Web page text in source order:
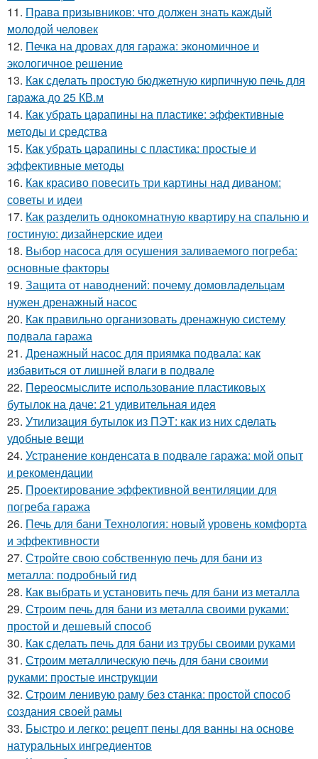
11. Права призывников: что должен знать каждый
молодой человек
12. Печка на дровах для гаража: экономичное и
экологичное решение
13. Как сделать простую бюджетную кирпичную печь для
гаража до 25 КВ.м
14. Как убрать царапины на пластике: эффективные
методы и средства
15. Как убрать царапины с пластика: простые и
эффективные методы
16. Как красиво повесить три картины над диваном:
советы и идеи
17. Как разделить однокомнатную квартиру на спальню и
гостиную: дизайнерские идеи
18. Выбор насоса для осушения заливаемого погреба:
основные факторы
19. Защита от наводнений: почему домовладельцам
нужен дренажный насос
20. Как правильно организовать дренажную систему
подвала гаража
21. Дренажный насос для приямка подвала: как
избавиться от лишней влаги в подвале
22. Переосмыслите использование пластиковых
бутылок на даче: 21 удивительная идея
23. Утилизация бутылок из ПЭТ: как из них сделать
удобные вещи
24. Устранение конденсата в подвале гаража: мой опыт
и рекомендации
25. Проектирование эффективной вентиляции для
погреба гаража
26. Печь для бани Технология: новый уровень комфорта
и эффективности
27. Стройте свою собственную печь для бани из
металла: подробный гид
28. Как выбрать и установить печь для бани из металла
29. Строим печь для бани из металла своими руками:
простой и дешевый способ
30. Как сделать печь для бани из трубы своими руками
31. Строим металлическую печь для бани своими
руками: простые инструкции
32. Строим ленивую раму без станка: простой способ
создания своей рамы
33. Быстро и легко: рецепт пены для ванны на основе
натуральных ингредиентов